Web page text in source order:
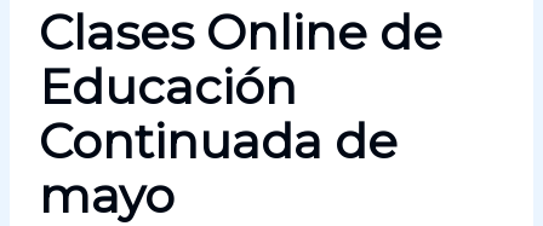
Clases Online de
Educación
Continuada de
mayo